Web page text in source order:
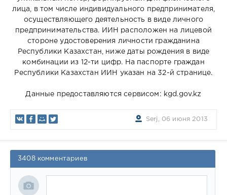
лица, в том числе индивидуального предпринимателя,
осуществляющего деятельность в виде личного
предпринимательства. ИИН расположен на лицевой
стороне удостоверения личности гражданина
Республики Казахстан, ниже даты рождения в виде
комбинации из 12-ти цифр. На паспорте граждан
Республики Казахстан ИИН указан на 32-й странице.
Данные предоставляются сервисом: kgd.gov.kz
Serj, 06 июня 2013
3408 комментариев